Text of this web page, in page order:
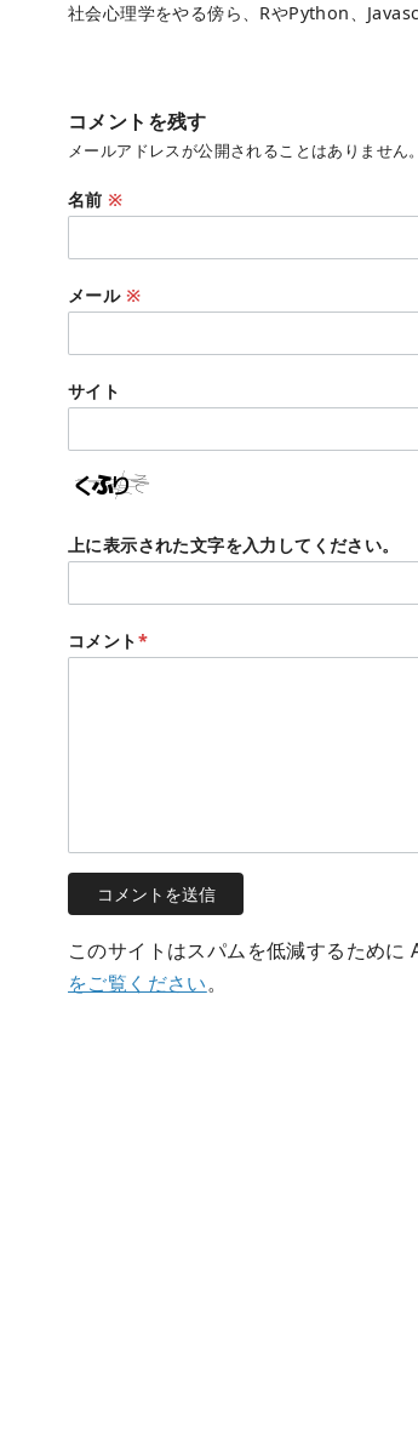
社会心理学をやる傍ら、RやPython、
コメントを残す
メールアドレスが公開されることはありません。
名前※
メール ※
サイト
上に表示された文字を入力してください。
コメント*
このサイトはスパムを低減するために
をご覧ください。